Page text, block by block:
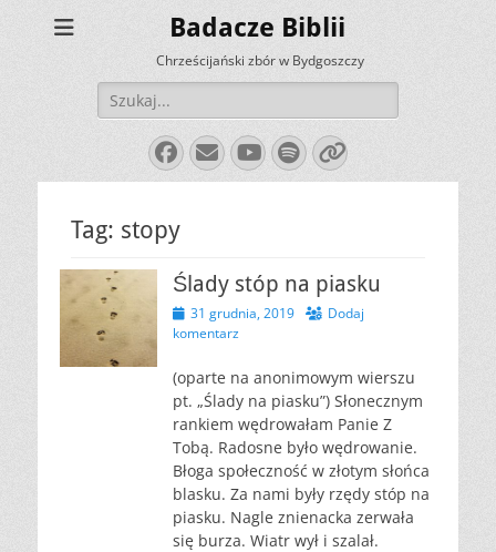
Badacze Biblii
Chrześcijański zbór w Bydgoszczy
Szukaj:
Facebook
E-
mail
YouTube
Spotify
Link
Tag: stopy
Ślady stóp na piasku
Opublikowano
31 grudnia, 2019
Dodaj
komentarz
(oparte na anonimowym wierszu
pt. „Ślady na piasku”) Słonecznym
rankiem wędrowałam Panie Z
Tobą. Radosne było wędrowanie.
Błoga społeczność w złotym słońca
blasku. Za nami były rzędy stóp na
piasku. Nagle znienacka zerwała
się burza. Wiatr wył i szalał.